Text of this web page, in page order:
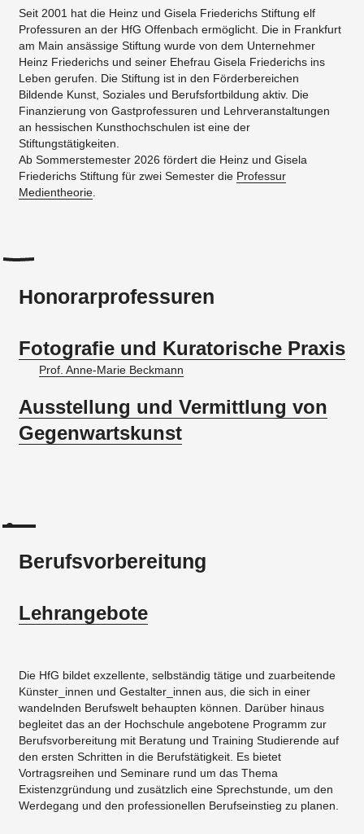
Seit 2001 hat die Heinz und Gisela Friederichs Stiftung elf
Professuren an der HfG Offenbach ermöglicht. Die in Frankfurt
am Main ansässige Stiftung wurde von dem Unternehmer
Heinz Friederichs und seiner Ehefrau Gisela Friederichs ins
Leben gerufen. Die Stiftung ist in den Förderbereichen
Bildende Kunst, Soziales und Berufsfortbildung aktiv. Die
Finanzierung von Gastprofessuren und Lehrveranstaltungen
an hessischen Kunsthochschulen ist eine der
Stiftungstätigkeiten.
Ab Sommerstemester 2026 fördert die Heinz und Gisela
Friederichs Stiftung für zwei Semester die Professur
Medientheorie.
Honorarprofessuren
Fotografie und Kuratorische Praxis
Prof. Anne-Marie Beckmann
Ausstellung und Vermittlung von
Gegenwartskunst
Berufsvorbereitung
Lehrangebote
Die HfG bildet exzellente, selbständig tätige und zuarbeitende
Künster_innen und Gestalter_innen aus, die sich in einer
wandelnden Berufswelt behaupten können. Darüber hinaus
begleitet das an der Hochschule angebotene Programm zur
Berufsvorbereitung mit Beratung und Training Studierende auf
den ersten Schritten in die Berufstätigkeit. Es bietet
Vortragsreihen und Seminare rund um das Thema
Existenzgründung und zusätzlich eine Sprechstunde, um den
Werdegang und den professionellen Berufseinstieg zu planen.